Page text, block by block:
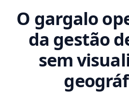
O gargalo
da gestão
sem